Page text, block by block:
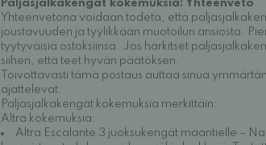
Paljasjalkakengät kokemuksia: Yhteenveto
Yhteenvetona voidaan todeta, että
joustavuuden ja tyylikkään muotoilun ansiosta.
tyytyväisiä ostoksiinsa. Jos harkitset
siihen, että teet hyvän päätöksen.
Toivottavasti tämä postaus auttaa sinua
ajattelevat.
Paljasjalkakengät kokemuksia merkittäin:
Altra kokemuksia:
Altra Escalante 3 juoksukengät maantielle –